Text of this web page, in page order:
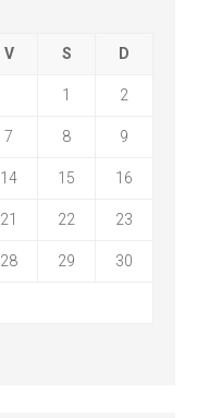
V S D
1 2
7 8 9
14 15 16
21 22 23
28 29 30